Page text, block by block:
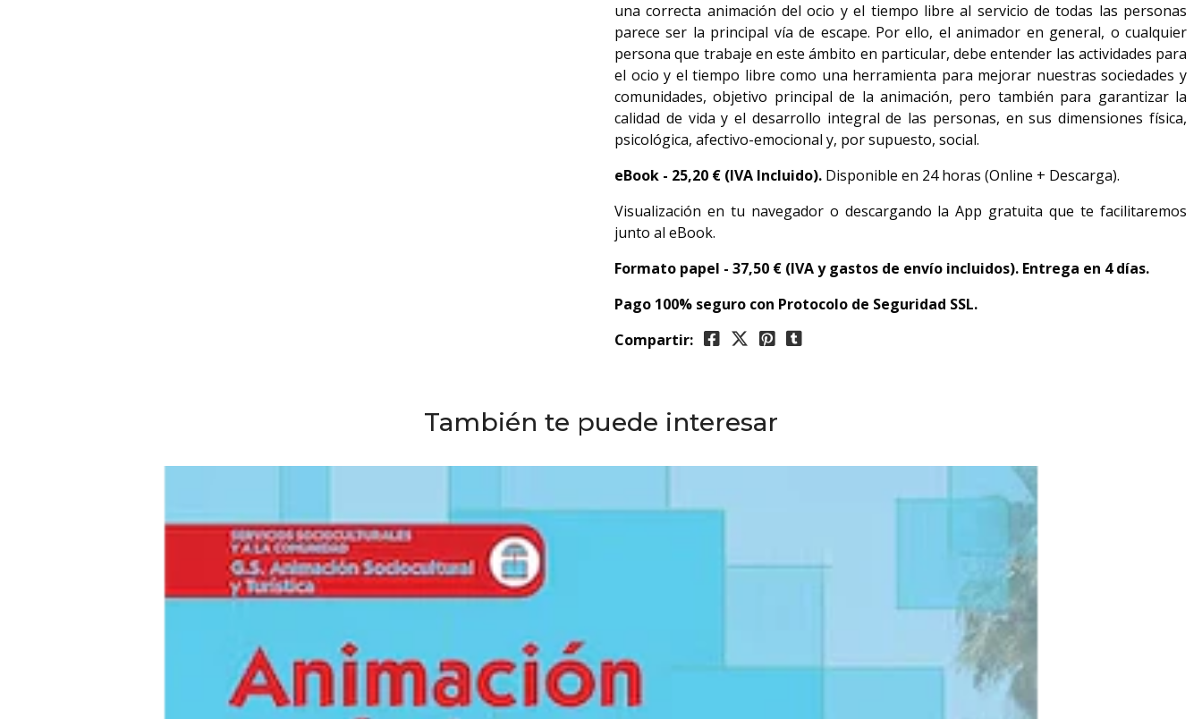
una correcta animación del ocio y el tiempo libre al servicio de todas las personas
parece ser la principal vía de escape. Por ello, el animador en general, o cualquier
persona que trabaje en este ámbito en particular, debe entender las actividades para
el ocio y el tiempo libre como una herramienta para mejorar nuestras sociedades y
comunidades, objetivo principal de la animación, pero también para garantizar la
calidad de vida y el desarrollo integral de las personas, en sus dimensiones física,
psicológica, afectivo-emocional y, por supuesto, social.
eBook - 25,20 € (IVA Incluido). Disponible en 24 horas (Online + Descarga).
Visualización en tu navegador o descargando la App gratuita que te facilitaremos
junto al eBook.
Formato papel - 37,50 € (IVA y gastos de envío incluidos). Entrega en 4 días.
Pago 100% seguro con Protocolo de Seguridad SSL.
Compartir:
También te puede interesar